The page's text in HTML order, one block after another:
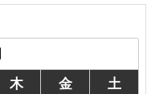
木 金
土